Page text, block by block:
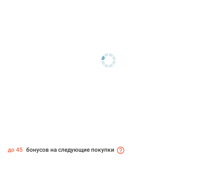
до 45 бонусов на следующие покупки